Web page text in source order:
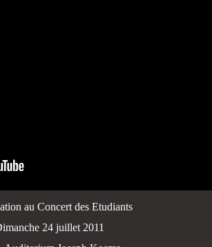
au Concert des Etudiants
24 juillet 2011